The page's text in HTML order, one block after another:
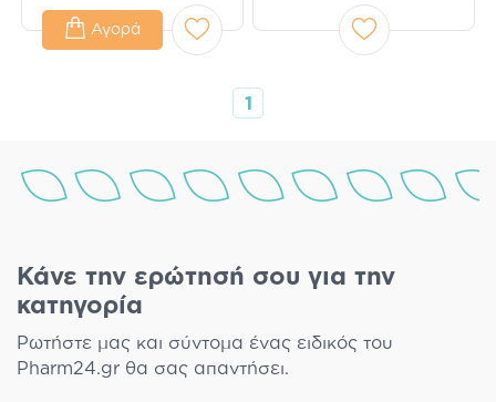
Αγορά
1
Κάνε την ερώτησή σου για την
κατηγορία
Ρωτήστε μας και σύντομα ένας ειδικός του
Pharm24.gr θα σας απαντήσει.